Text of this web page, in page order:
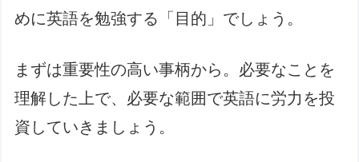
めに英語を勉強する「目的」でしょう。
まずは重要性の高い事柄から。必要なことを
理解した上で、必要な範囲で英語に労力を投
資していきましょう。